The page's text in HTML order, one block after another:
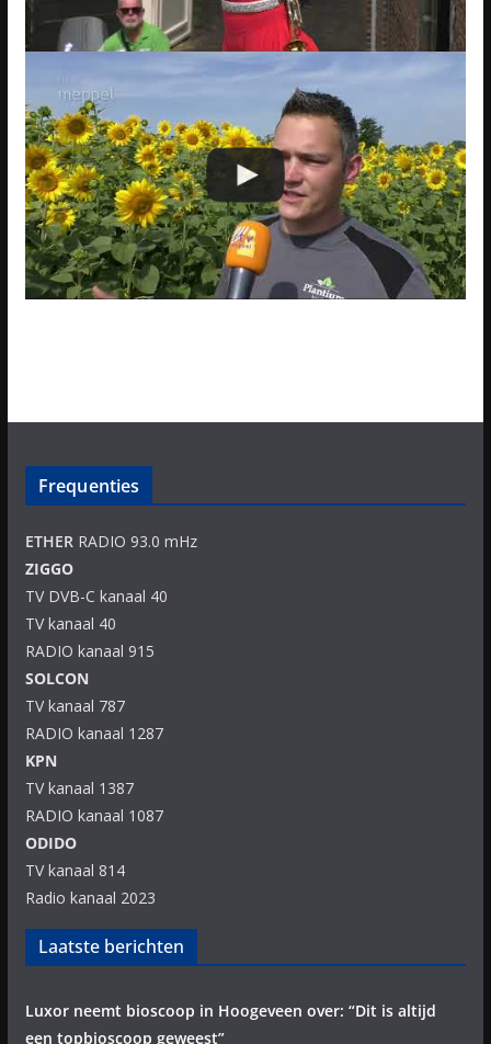
Frequenties
ETHERRADIO 93.0 mHz
ZIGGO
TV DVB-C kanaal 40
TV kanaal 40
RADIO kanaal 915
SOLCON
TV kanaal 787
RADIO kanaal 1287
KPN
TV kanaal 1387
RADIO kanaal 1087
ODIDO
TV kanaal 814
Radio kanaal 2023
Laatste berichten
Luxor neemt bioscoop in Hoogeveen over: “Dit is altijd
een topbioscoop geweest”